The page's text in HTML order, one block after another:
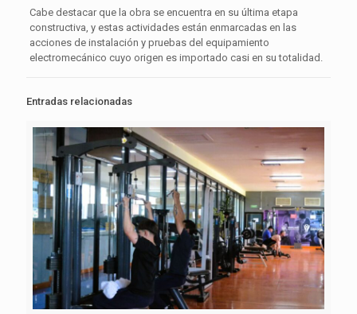
Cabe destacar que la obra se encuentra en su última etapa
constructiva, y estas actividades están enmarcadas en las
acciones de instalación y pruebas del equipamiento
electromecánico cuyo origen es importado casi en su totalidad.
Entradas relacionadas